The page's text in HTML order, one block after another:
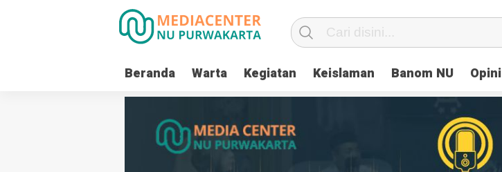
Beranda Warta Kegiatan Keislaman Banom NU Opini